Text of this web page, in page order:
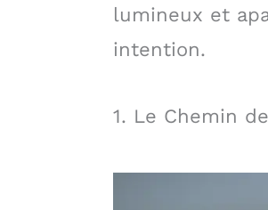
lumineux et
intention.
1. Le Chemin